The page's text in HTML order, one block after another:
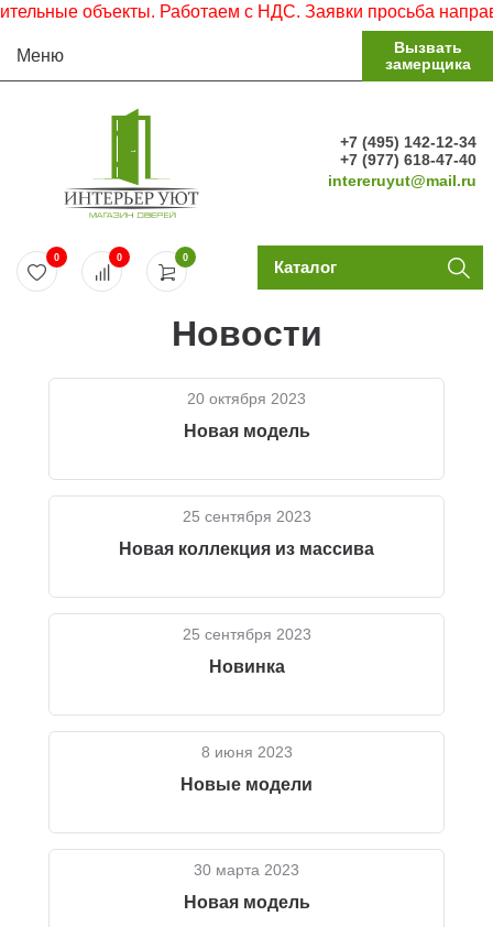
объекты. Работаем с НДС. Заявки просьба
Меню
Вызвать
замерщика
+7 (495) 142-12-34
+7 (977) 618-47-40
intereruyut@mail.ru
0
0 0 Каталог
Новости
20 октября 2023
Новая модель
25 сентября 2023
Новая коллекция из массива
25 сентября 2023
Новинка
8 июня 2023
Новые модели
30 марта 2023
Новая модель